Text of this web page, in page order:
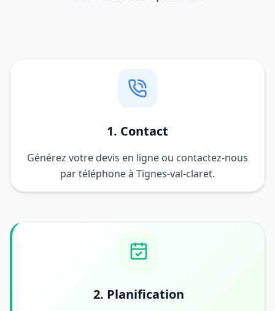
1. Contact
Générez votre devis en ligne ou contactez-nous
par téléphone à Tignes-val-claret.
2. Planification